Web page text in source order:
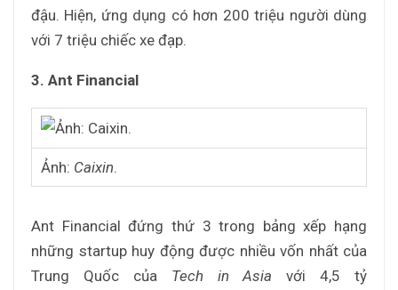
đậu. Hiện, ứng dụng có hơn 200 triệu người dùng
với 7 triệu chiếc xe đạp.
3. Ant Financial
Ảnh: Caixin.
Ant Financial đứng thứ 3 trong bảng xếp hạng
những startup huy động được nhiều vốn nhất của
Trung Quốc của Tech in Asia với 4,5 tỷ